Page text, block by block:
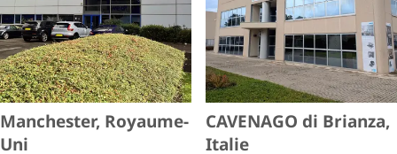
Manchester, Royaume-
Uni
CAVENAGO di Brianza,
Italie